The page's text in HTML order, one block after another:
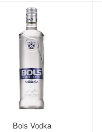
Bols Vodka